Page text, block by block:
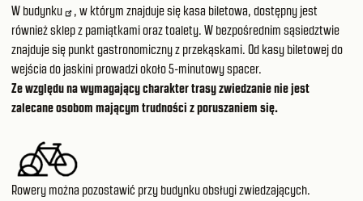
W budynku
, w którym znajduje się kasa biletowa, dostępny jest
również sklep z pamiątkami oraz toalety. W bezpośrednim sąsiedztwie
znajduje się punkt gastronomiczny z przekąskami. Od kasy biletowej do
wejścia do jaskini prowadzi około 5-minutowy spacer.
Ze względu na wymagający charakter trasy zwiedzanie nie jest
zalecane osobom mającym trudności z poruszaniem się.
Rowery można pozostawić przy budynku obsługi zwiedzających.